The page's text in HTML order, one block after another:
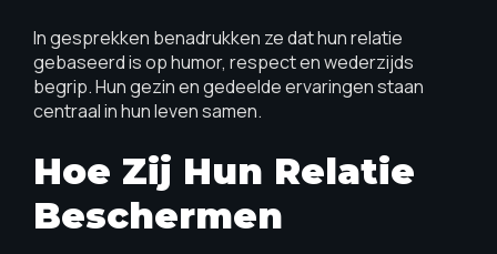
In gesprekken benadrukken ze dat hun relatie
gebaseerd is op humor, respect en wederzijds
begrip. Hun gezin en gedeelde ervaringen staan
centraal in hun leven samen.
Hoe Zij Hun Relatie
Beschermen